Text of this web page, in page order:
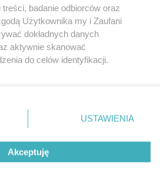
Grupa ZPR Media
badanie odbiorców oraz
Użytkownika my i Zaufani
dokładnych danych
aktywnie skanować
do celów identyfikacji.
przycisk ustawień prywatności
dolnym rogu strony
nie wymagają zgody
prawo sprzeciwić się takiemu
będą miały zastosowanie tylko
USTAWIENIA
Akceptuję